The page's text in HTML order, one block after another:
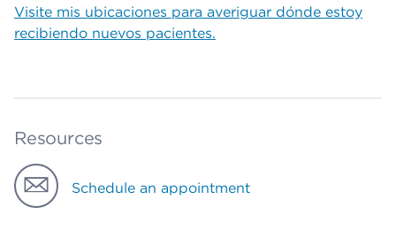
Visite mis ubicaciones para averiguar dónde estoy
recibiendo nuevos pacientes.
Resources
Schedule an appointment